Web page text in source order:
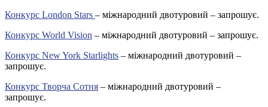
Конкурс London Stars – міжнародний двотуровий – запрошує.
Конкурс World Vision – міжнародний двотуровий – запрошує.
Конкурс New York Starlights – міжнародний двотуровий –
запрошує.
Конкурс Творча Сотня – міжнародний двотуровий –
запрошує.